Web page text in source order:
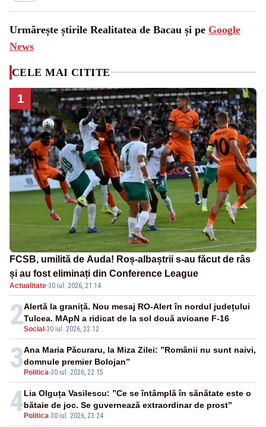
Urmărește știrile Realitatea de Bacau și pe Google
News
CELE MAI CITITE
1
FCSB, umilită de Auda! Roș-albaștrii s-au făcut de râs
și au fost eliminați din Conference League
Actualitate·30 iul. 2026, 21:14
2Social -30 iul. 2026, 22:12
Alertă la graniță. Nou mesaj RO-Alert în nordul județului
Tulcea. MApN a ridicat de la sol două avioane F-16
3 Politica-30 iul. 2026, 22:15
Ana Maria Păcuraru, la Miza Zilei: ”Românii nu sunt naivi,
domnule premier Bolojan”
4 Politica-30 iul. 2026, 23:24
Lia Olguța Vasilescu: ”Ce se întâmplă în sănătate este o
bătaie de joc. Se guvernează extraordinar de prost”